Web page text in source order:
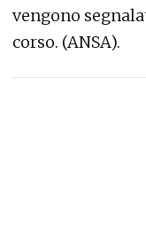
vengono
corso. (ANSA).